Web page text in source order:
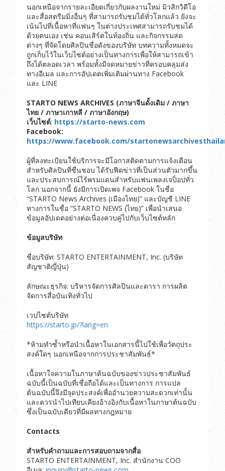
นอกเหนือจากรายละเอียดเกี่ยวกับผลงานใหม่ มิวสิกวิดีโอ
และสื่อสตรีมมิ่งอื่นๆ ที่สามารถรับชมได้ทั่วโลกแล้ว ยังจะ
เน้นไปที่เนื้อหาที่แฟนๆ ในต่างประเทศสามารถรับชมได้
ด้วยตนเอง เช่น คอนเสิร์ตในท้องถิ่น และกิจกรรมสด
ต่างๆ ที่จัดโดยศิลปินชื่อดังของบริษัท บทความทั้งหมดจะ
ถูกเก็บไว้ในเว็บไซต์อย่างเป็นทางการเพื่อให้สามารถเข้า
ถึงได้ตลอดเวลา พร้อมทั้งมีจดหมายข่าวที่ครอบคลุมส่ง
ทางอีเมล และการอัปเดตเพิ่มเติมผ่านทาง Facebook
และ LINE
STARTO NEWS ARCHIVES (ภาษาจีนดั้งเดิม/ ภาษา
ไทย/ ภาษาเกาหลี/ ภาษาอังกฤษ)
เว็บไซต์: https://starto-news.com
Facebook:
https://www.facebook.com/
ผู้ที่ลงทะเบียนใช้บริการจะมีโอกาสติดตามการแจ้งเตือน
สำหรับศิลปินที่ชื่นชอบ ได้รับฟีดข่าวที่เป็นส่วนตัวมากขึ้น
และประสบการณ์ไร้พรมแดนสำหรับแฟนเพลงเจป็อปทั่ว
โลก นอกจากนี้ ยังมีการเปิดเพจ Facebook ในชื่อ
“STARTO News Archives (เมืองไทย)” และบัญชี LINE
ทางการในชื่อ “STARTO NEWS (ไทย)” เพื่อนำเสนอ
ข้อมูลอัปเดตอย่างต่อเนื่องควบคู่ไปกับเว็บไซต์หลัก
ข้อมูลบริษัท
ชื่อบริษัท: STARTO ENTERTAINMENT, Inc. (บริษัท
สัญชาติญี่ปุ่น)
ลักษณะธุรกิจ: บริหารจัดการศิลปินและดารา การผลิต
จัดการสื่อบันเทิงทั่วไป
เวปไซต์บริษัท
https://starto.jp/?lang=en
*ห้ามทำซ้ำหรือนำเนื้อหาในเอกสารนี้ไปใช้เพื่อวัตถุประ
สงค์ใดๆ นอกเหนือจากการประชาสัมพันธ์*
เนื้อหาใจความในภาษาต้นฉบับของข่าวประชาสัมพันธ์
ฉบับนี้เป็นฉบับที่เชื่อถือได้และเป็นทางการ การแปล
ต้นฉบับนี้จึงมีจุดประสงค์เพื่ออำนวยความสะดวกเท่านั้น
และควรนำไปเทียบเคียงอ้างอิงกับเนื้อหาในภาษาต้นฉบับ
ซึ่งเป็นฉบับเดียวที่มีผลทางกฎหมาย
Contacts
สำหรับคำถามและการสอบถามจากสื่อ
STARTO ENTERTAINMENT, Inc. สำนักงาน COO